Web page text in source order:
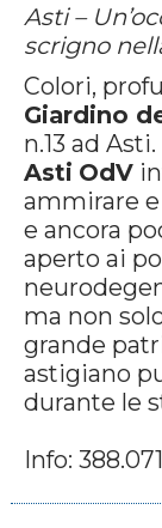
Asti –
scrigno
Colori,
Giardino
n.13 ad Asti.
Asti OdV
ammirare
e ancora
aperto ai
ma non
grande
astigiano
durante le
Info: